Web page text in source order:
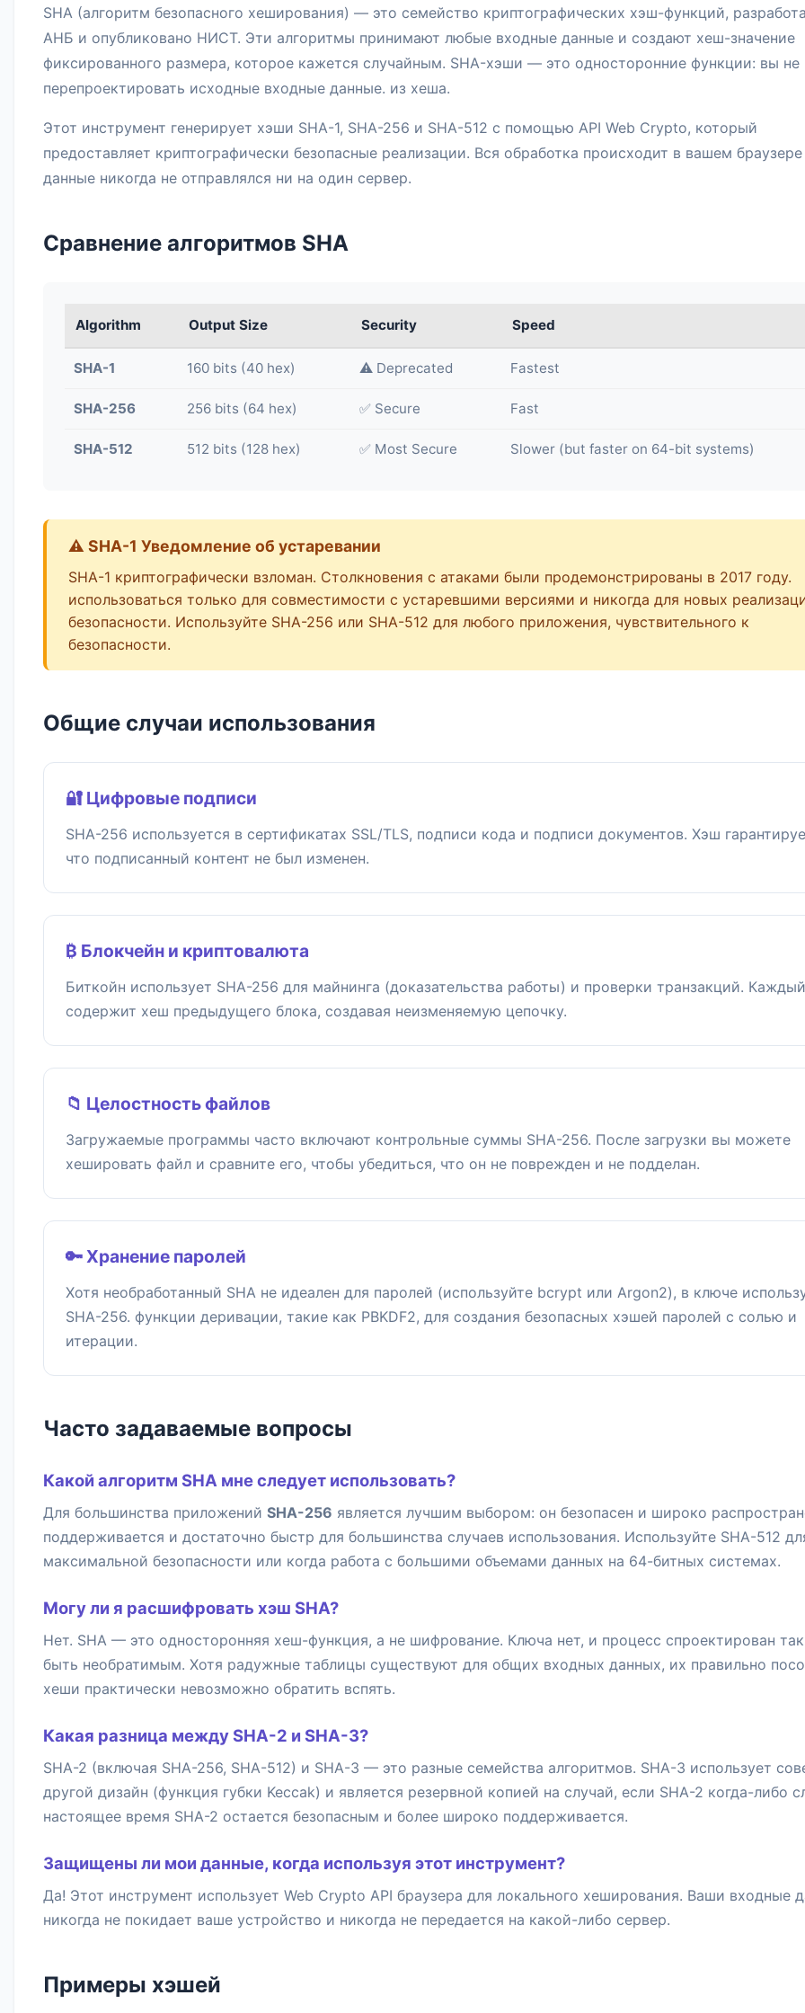
SHA (алгоритм безопасного хеширования) — это семейство криптографических хэш-функций,
АНБ и опубликовано НИСТ. Эти алгоритмы принимают любые входные данные и создают хеш-значение
фиксированного размера, которое кажется случайным. SHA-хэши — это односторонние функции: вы
перепроектировать исходные входные данные. из хеша.
Этот инструмент генерирует хэши SHA-1, SHA-256 и SHA-512 с помощью API Web Crypto, который
предоставляет криптографически безопасные реализации. Вся обработка происходит в вашем
данные никогда не отправлялся ни на один сервер.
Сравнение алгоритмов SHA
Algorithm Output Size Security Speed
SHA-1 160 bits (40 hex) ⚠️ Deprecated Fastest
SHA-256 256 bits (64 hex) ✅ Secure Fast
SHA-512 512 bits (128 hex) ✅ Most Secure Slower (but faster on 64-bit systems)
⚠️ SHA-1 Уведомление об устаревании
SHA-1 криптографически взломан. Столкновения с атаками были продемонстрированы в 2017 году.
использоваться только для совместимости с устаревшими версиями и никогда для новых
безопасности. Используйте SHA-256 или SHA-512 для любого приложения, чувствительного к
безопасности.
Общие случаи использования
🔐 Цифровые подписи
SHA-256 используется в сертификатах SSL/TLS, подписи кода и подписи документов. Хэш
что подписанный контент не был изменен.
₿ Блокчейн и криптовалюта
Биткойн использует SHA-256 для майнинга (доказательства работы) и проверки транзакций.
содержит хеш предыдущего блока, создавая неизменяемую цепочку.
📁 Целостность файлов
Загружаемые программы часто включают контрольные суммы SHA-256. После загрузки вы можете
хешировать файл и сравните его, чтобы убедиться, что он не поврежден и не подделан.
🔑 Хранение паролей
Хотя необработанный SHA не идеален для паролей (используйте bcrypt или Argon2), в ключе
SHA-256. функции деривации, такие как PBKDF2, для создания безопасных хэшей паролей с солью и
итерации.
Часто задаваемые вопросы
Какой алгоритм SHA мне следует использовать?
Для большинства приложений SHA-256 является лучшим выбором: он безопасен и широко
поддерживается и достаточно быстр для большинства случаев использования. Используйте SHA-512
максимальной безопасности или когда работа с большими объемами данных на 64-битных системах.
Могу ли я расшифровать хэш SHA?
Нет. SHA — это односторонняя хеш-функция, а не шифрование. Ключа нет, и процесс спроектирован
быть необратимым. Хотя радужные таблицы существуют для общих входных данных, их правильно
хеши практически невозможно обратить вспять.
Какая разница между SHA-2 и SHA-3?
SHA-2 (включая SHA-256, SHA-512) и SHA-3 — это разные семейства алгоритмов. SHA-3 использует
другой дизайн (функция губки Keccak) и является резервной копией на случай, если SHA-2 когда-либо
настоящее время SHA-2 остается безопасным и более широко поддерживается.
Защищены ли мои данные, когда используя этот инструмент?
Да! Этот инструмент использует Web Crypto API браузера для локального хеширования. Ваши входные
никогда не покидает ваше устройство и никогда не передается на какой-либо сервер.
Примеры хэшей